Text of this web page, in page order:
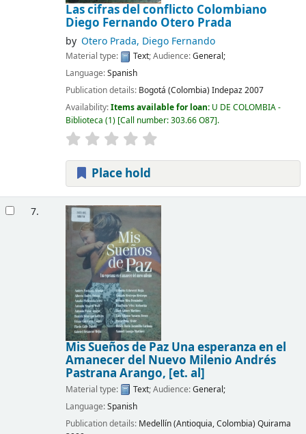
Las cifras del conflicto Colombiano
Diego Fernando Otero Prada
by Otero Prada, Diego Fernando
Material type: Text; Audience:General;
Language:Spanish
Publication details: Bogotá (Colombia) Indepaz2007
Availability:Items available for loan: U DE COLOMBIA -
Biblioteca (1) Call number:303.66 O87 .
Place hold
7.
Mis Sueños de Paz Una esperanza en el
Amanecer del Nuevo Milenio Andrés
Pastrana Arango, [et. al]
Material type: Text; Audience:General;
Language:Spanish
Publication details: Medellín (Antioquia, Colombia) Quirama